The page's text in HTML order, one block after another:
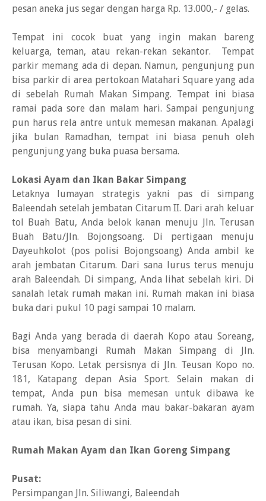
pesan aneka jus segar dengan harga Rp. 13.000,- / gelas.
Tempat ini cocok buat yang ingin makan bareng
keluarga, teman, atau rekan-rekan sekantor. Tempat
parkir memang ada di depan. Namun, pengunjung pun
bisa parkir di area pertokoan Matahari Square yang ada
di sebelah Rumah Makan Simpang. Tempat ini biasa
ramai pada sore dan malam hari. Sampai pengunjung
pun harus rela antre untuk memesan makanan. Apalagi
jika bulan Ramadhan, tempat ini biasa penuh oleh
pengunjung yang buka puasa bersama.
Lokasi Ayam dan Ikan Bakar Simpang
Letaknya lumayan strategis yakni pas di simpang
Baleendah setelah jembatan Citarum II. Dari arah keluar
tol Buah Batu, Anda belok kanan menuju Jln. Terusan
Buah Batu/Jln. Bojongsoang. Di pertigaan menuju
Dayeuhkolot (pos polisi Bojongsoang) Anda ambil ke
arah jembatan Citarum. Dari sana lurus terus menuju
arah Baleendah. Di simpang, Anda lihat sebelah kiri. Di
sanalah letak rumah makan ini. Rumah makan ini biasa
buka dari pukul 10 pagi sampai 10 malam.
Bagi Anda yang berada di daerah Kopo atau Soreang,
bisa menyambangi Rumah Makan Simpang di Jln.
Terusan Kopo. Letak persisnya di Jln. Teusan Kopo no.
181, Katapang depan Asia Sport. Selain makan di
tempat, Anda pun bisa memesan untuk dibawa ke
rumah. Ya, siapa tahu Anda mau bakar-bakaran ayam
atau ikan, bisa pesan di sini.
Rumah Makan Ayam dan Ikan Goreng Simpang
Pusat:
Persimpangan Jln. Siliwangi, Baleendah